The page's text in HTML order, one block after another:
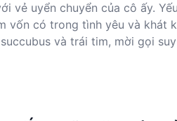
vẻ uyển chuyển của cô ấy.
vốn có trong tình yêu và
và trái tim, mời gọi